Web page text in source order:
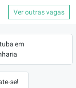
Ver outras vagas
em
se!